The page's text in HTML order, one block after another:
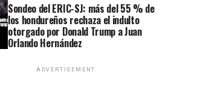
Sondeo del ERIC-SJ: más del 55 % de
los hondureños rechaza el indulto
otorgado por Donald Trump a Juan
Orlando Hernández
ADVERTISEMENT